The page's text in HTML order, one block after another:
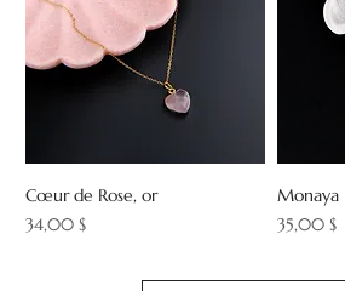
Cœur de Rose, or
Prix
34,00 $
Monaya
Prix
35,00 $